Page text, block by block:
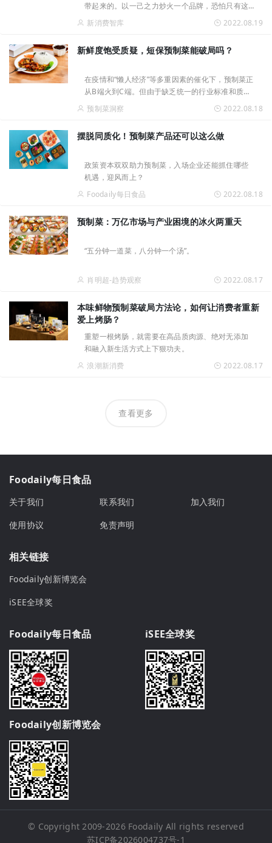
带起来的。以一己之力炒火一个品牌，恐怕只有这
位在互金领域所向披靡的热点话题制造机才有这样
的能力。朋友圈已经有位大神给罗老板算过了，大
准不准。抛开热点的是是非非，我想跟大家聊聊预
轻人趋之若鹜。
新消费智库 2022.08.19
新鲜度饱受质疑，短保预制菜能破局吗？
在疫情和“懒人经济”等多重因素的催化下，预制菜正
从B端火到C端。但由于缺乏统一的行业标准和质量
规范，其营养价值、食安风险也饱受消费者质疑。
目前，多家企业正发力短保预制菜，会给行业带来
预制菜洞察 2022.08.18
摆脱同质化！预制菜产品还可以这么做
政策资本双双助力预制菜，入场企业还能抓住哪些
机遇，迎风而上？
Foodaily每日食品
2022.08.18
预制菜：万亿市场与产业困境的冰火两重天
“五分钟一道菜，八分钟一个汤”。
肖明超-趋势观察 2022.08.17
本味鲜物预制菜破局方法论，如何让消费者重新
爱上烤肠？
重塑一根烤肠，就需要在高品质肉源、绝对无添加
和融入新生活方式上下狠功夫。
浪潮新消费
2022.08.17
查看更多
Foodaily每日食品
关于我们 联系我们
加入我们
使用协议
免责声明
相关链接
Foodaily创新博览会
iSEE全球奖
Foodaily每日食品 iSEE全球奖
Foodaily创新博览会
© Copyright 2009-2026 Foodaily All rights reserved
苏ICP备2026004737号-1